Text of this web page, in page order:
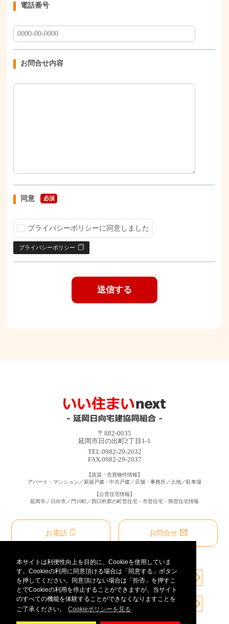
本サイトは利便性向上を目的に、Cookieを使用していま
す。Cookieの利用に同意頂ける場合は「同意する」ボタン
を押してください。同意頂けない場合は「拒否」を押すこ
とでCookieの利用を停止することができますが、当サイト
のすべての機能を体験することができなくなりますことを
ご了承ください。
Cookieポリシーを見る
電話番号
お問合せ内容
同意 必須
プライバシーポリシーに同意しました
プライバシーポリシー
〒882-0035
延岡市日の出町2丁目1-1
TEL.0982-29-2032
FAX.0982-29-2037
【賃貸・売買物件情報】
アパート・マンション／新築戸建・中古戸建／店舗・事務所／土地／駐車場
【公営住宅情報】
延岡市／日向市／門川町／西臼杵郡の町営住宅・市営住宅・県営住宅情報
お電話 お問合せ